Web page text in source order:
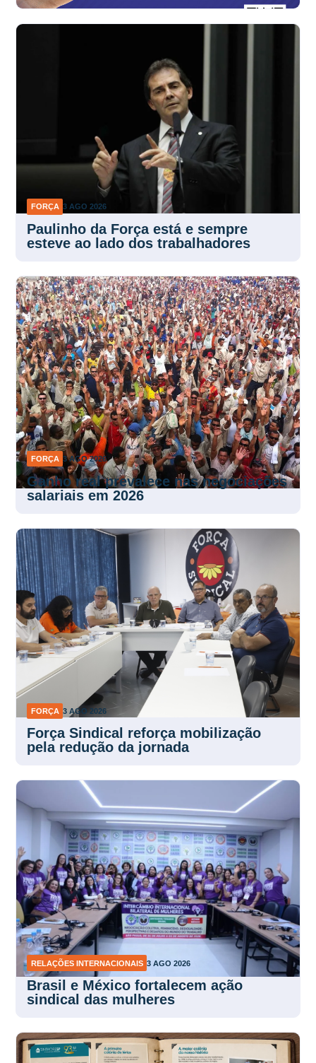
FORÇA 3 AGO 2026
Paulinho da Força está e sempre
esteve ao lado dos trabalhadores
FORÇA 3 AGO 2026
Ganho real prevalece nas negociações
salariais em 2026
FORÇA 3 AGO 2026
Força Sindical reforça mobilização
pela redução da jornada
RELAÇÕES INTERNACIONAIS 3 AGO 2026
Brasil e México fortalecem ação
sindical das mulheres